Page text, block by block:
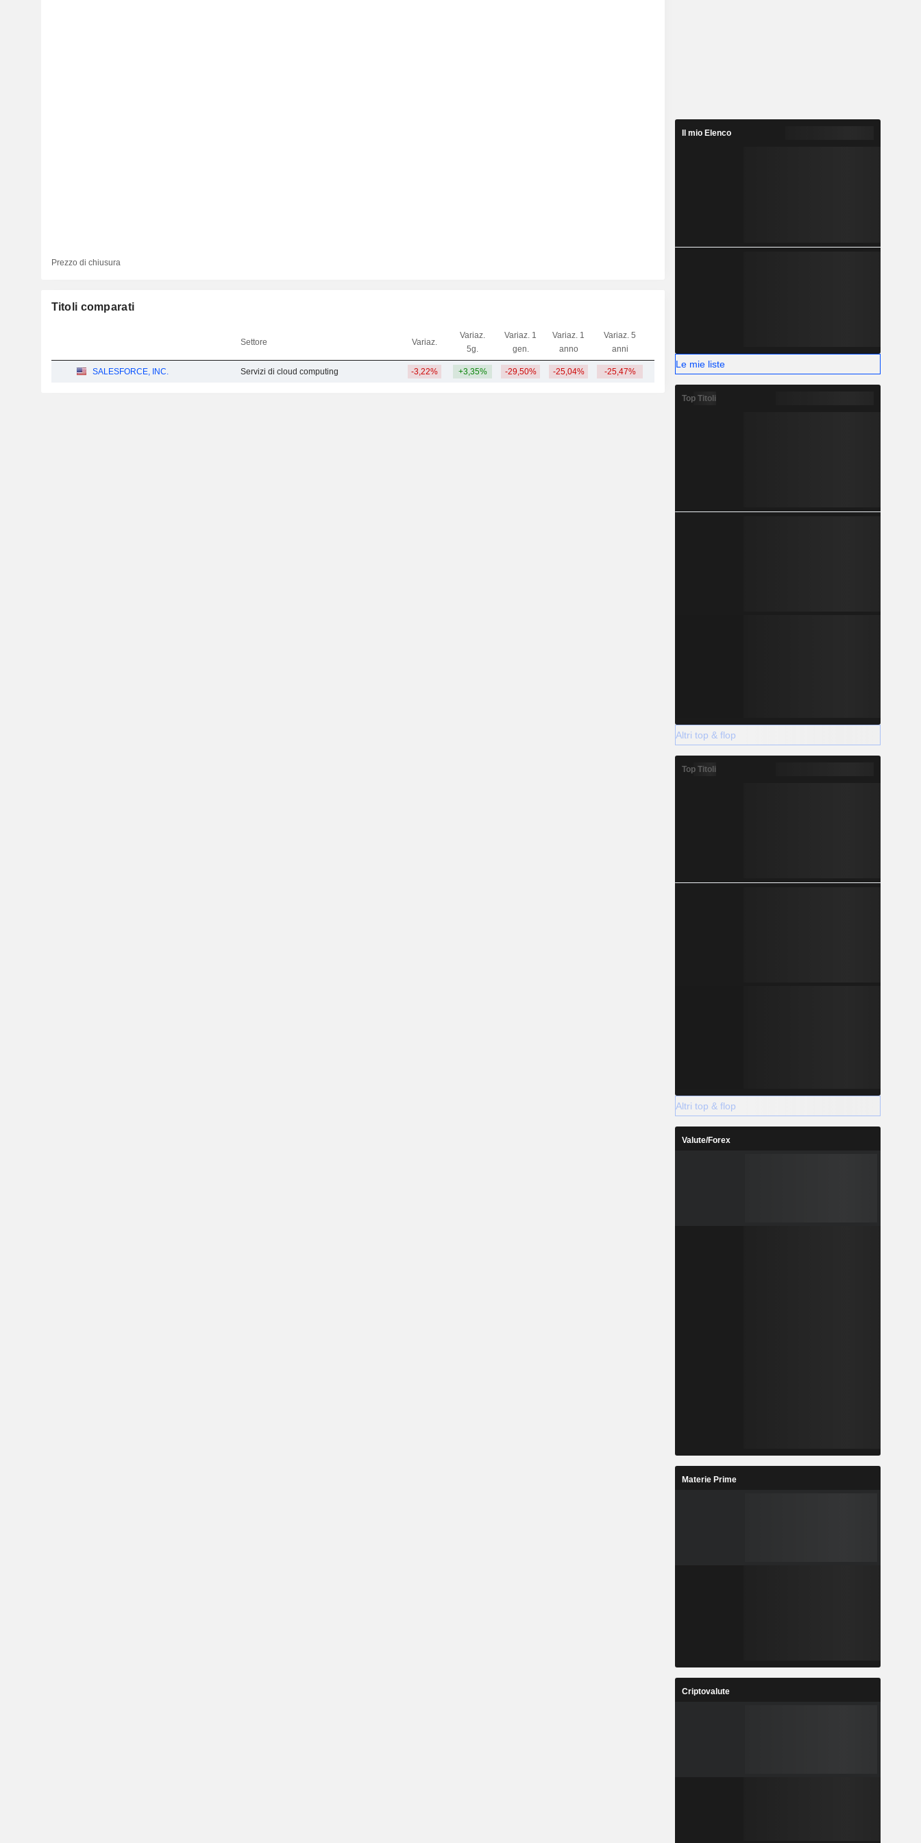
Prezzo di chiusura
Titoli comparati
Settore Variaz.
Variaz.
5g.
Variaz. 1
gen.
Variaz. 1
anno
Variaz. 5
anni
SALESFORCE, INC. Servizi di cloud computing -3,22% +3,35% -29,50% -25,04% -25,47% 153 Mrd
Il mio Elenco
Le mie liste
Top Titoli
Altri top & flop
Top Titoli
Altri top & flop
Valute/Forex
Materie Prime
Criptovalute